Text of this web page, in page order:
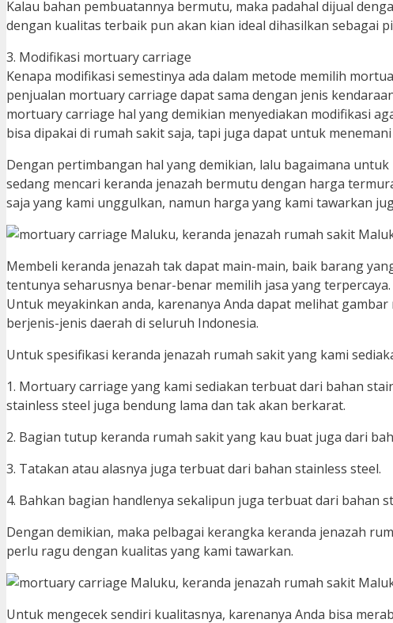
Kalau bahan pembuatannya bermutu, maka padahal dijual
dengan kualitas terbaik pun akan kian ideal dihasilkan sebagai
3. Modifikasi mortuary carriage
Kenapa modifikasi semestinya ada dalam metode memilih
penjualan mortuary carriage dapat sama dengan jenis
mortuary carriage hal yang demikian menyediakan modifikasi
bisa dipakai di rumah sakit saja, tapi juga dapat untuk
Dengan pertimbangan hal yang demikian, lalu bagaimana
sedang mencari keranda jenazah bermutu dengan harga
saja yang kami unggulkan, namun harga yang kami tawarkan
Membeli keranda jenazah tak dapat main-main, baik barang
tentunya seharusnya benar-benar memilih jasa yang
Untuk meyakinkan anda, karenanya Anda dapat melihat
berjenis-jenis daerah di seluruh Indonesia.
Untuk spesifikasi keranda jenazah rumah sakit yang kami
1. Mortuary carriage yang kami sediakan terbuat dari bahan
stainless steel juga bendung lama dan tak akan berkarat.
2. Bagian tutup keranda rumah sakit yang kau buat juga dari
3. Tatakan atau alasnya juga terbuat dari bahan stainless steel.
4. Bahkan bagian handlenya sekalipun juga terbuat dari bahan
Dengan demikian, maka pelbagai kerangka keranda jenazah
perlu ragu dengan kualitas yang kami tawarkan.
Untuk mengecek sendiri kualitasnya, karenanya Anda bisa